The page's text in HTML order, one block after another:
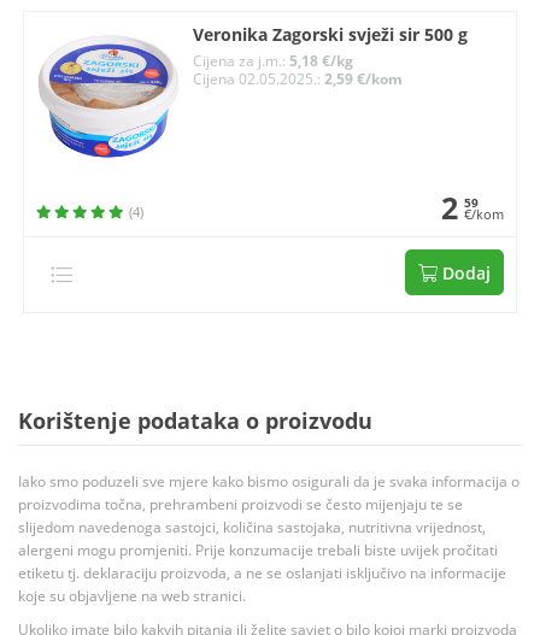
Veronika Zagorski svježi sir 500 g
Cijena za j.m.:5,18 €/kg
Cijena 02.05.2025.:2,59 €/kom
(4) 2 59
€/kom
Dodaj
Korištenje podataka o proizvodu
Iako smo poduzeli sve mjere kako bismo osigurali da je svaka informacija o
proizvodima točna, prehrambeni proizvodi se često mijenjaju te se
slijedom navedenoga sastojci, količina sastojaka, nutritivna vrijednost,
alergeni mogu promjeniti. Prije konzumacije trebali biste uvijek pročitati
etiketu tj. deklaraciju proizvoda, a ne se oslanjati isključivo na informacije
koje su objavljene na web stranici.
Ukoliko imate bilo kakvih pitanja ili želite savjet o bilo kojoj marki proizvoda